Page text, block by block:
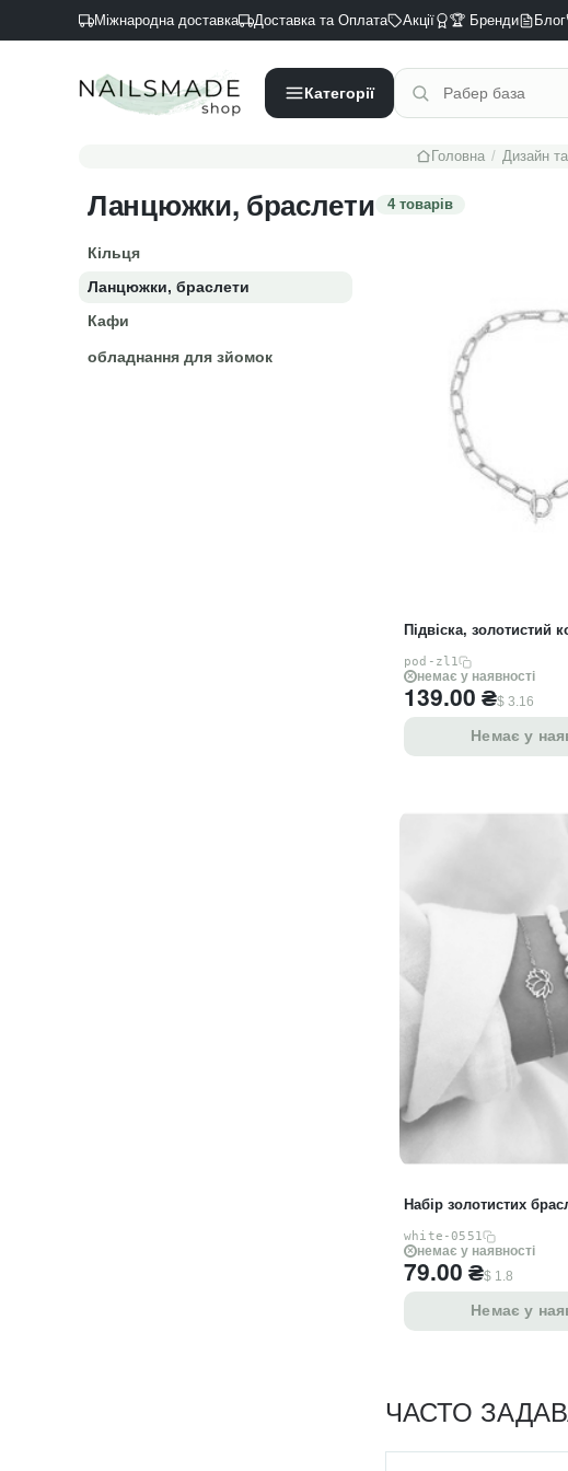
Міжнародна доставка Доставка та Оплата Акції 🏆 Бренди Блог
Категорії
Головна / Дизайн
Ланцюжки, браслети 4 товарів
ЧАСТО
немає у наявності
Підвіска, золотистий
pod-zl1
139.00 ₴$ 3.16
Немає у
немає у наявності
Набір золотистих
white-0551
79.00 ₴$ 1.8
Немає у
Кільця
Ланцюжки, браслети
Кафи
обладнання для зйомок